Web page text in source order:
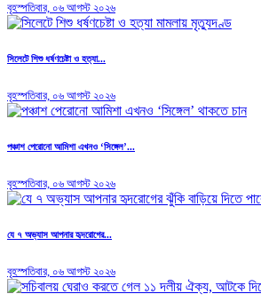
বৃহস্পতিবার, ০৬ আগস্ট ২০২৬
সিলেটে শিশু ধর্ষণচেষ্টা ও হত্যা...
বৃহস্পতিবার, ০৬ আগস্ট ২০২৬
পঞ্চাশ পেরোনো আমিশা এখনও ‘সিঙ্গেল’...
বৃহস্পতিবার, ০৬ আগস্ট ২০২৬
যে ৭ অভ্যাস আপনার হৃদরোগের...
বৃহস্পতিবার, ০৬ আগস্ট ২০২৬